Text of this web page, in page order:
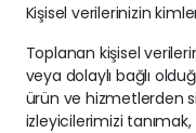
Kişisel verilerinizin
Toplanan kişisel
veya dolaylı bağlı
ürün ve hizmetlerden
izleyicilerimizi